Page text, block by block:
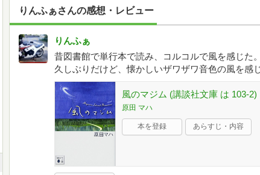
りんふぁさんの感想・レビュー
りんふぁ
昔図書館で単行本で読み、コルコルで風を感じた
久しぶりだけど、懐かしいザワザワ音色の風を感
風のマジム (講談社文庫 は 103-2)
原田 マハ
本を登録 あらすじ・内容